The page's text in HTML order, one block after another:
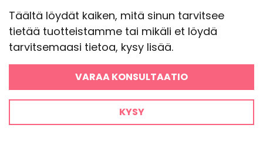
Täältä löydät kaiken, mitä sinun tarvitsee
tietää tuotteistamme tai mikäli et löydä
tarvitsemaasi tietoa, kysy lisää.
VARAA KONSULTAATIO
KYSY